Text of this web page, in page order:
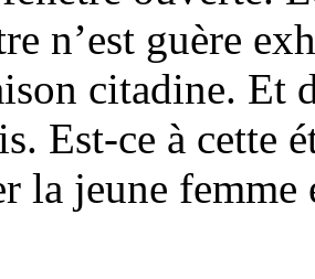
n’est guère
citadine. Et
Est-ce à cette
la jeune femme